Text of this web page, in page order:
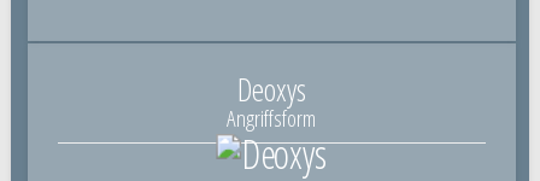
Deoxys
Angriffsform